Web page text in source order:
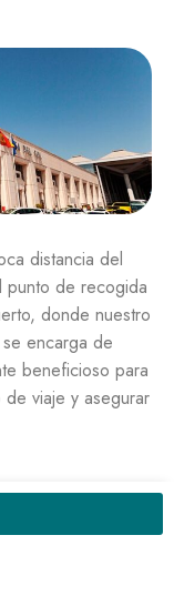
distancia del
punto de recogida
donde nuestro
encarga de
beneficioso para
de viaje y asegurar